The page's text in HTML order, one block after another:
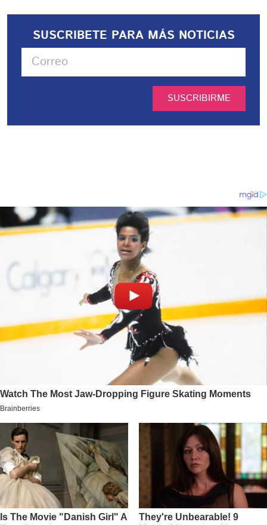
SUSCRIBETE PARA MÁS NOTICIAS
SUSCRIBIRME